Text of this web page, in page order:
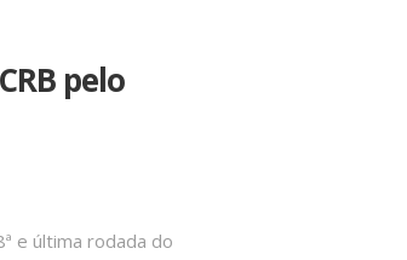
pelo
e última rodada do